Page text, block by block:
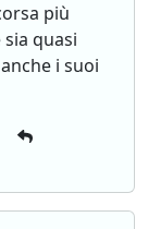
più
quasi
i suoi